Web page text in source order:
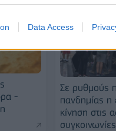
Data Access
-
Σε ρυθμούς
πανδημίας η
κίνηση στις